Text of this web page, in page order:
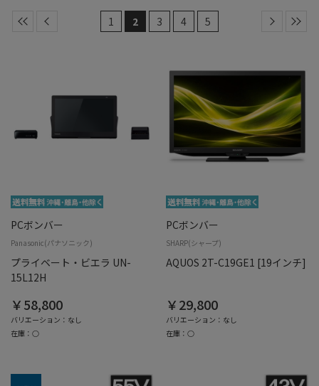
1 2 3 4 5
PCボンバー
Panasonic(パナソニック)
プライベート・ビエラ UN-
15L12H
￥58,800
バリエーション：なし
在庫：○
PCボンバー
SHARP(シャープ)
AQUOS 2T-C19GE1 [19インチ]
￥29,800
バリエーション：なし
在庫：○